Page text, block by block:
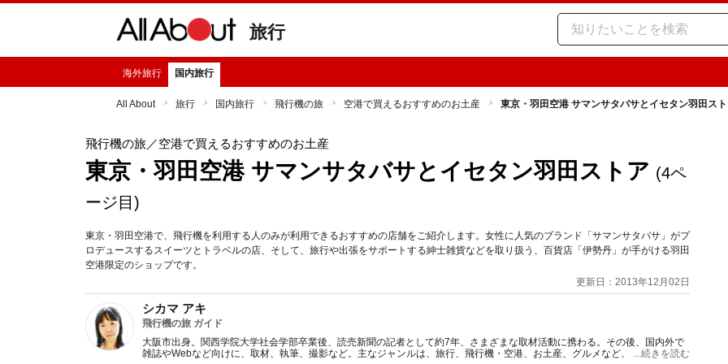
旅行
海外旅行 国内旅行
All About 旅行 国内旅行 飛行機の旅 空港で買えるおすすめのお土産 東京・羽田空港 サマンサタバサとイセタン羽田ス
飛行機の旅 ／空港で買えるおすすめのお土産
東京・羽田空港 サマンサタバサとイセタン羽田ストア (4ペ
ージ目)
東京・羽田空港で、飛行機を利用する人のみが利用できるおすすめの店舗をご紹介します。女性に人気のブランド「サマンサタバサ」がプ
ロデュースするスイーツとトラベルの店、そして、旅行や出張をサポートする紳士雑貨などを取り扱う、百貨店「伊勢丹」が手がける羽田
空港限定のショップです。
更新日：2013年12月02日
シカマ アキ
飛行機の旅 ガイド
大阪市出身。関西学院大学社会学部卒業後、読売新聞の記者として約7年、さまざまな取材活動に携わる。その後、国内外で
雑誌やWebなど向けに、取材、執筆、撮影など。主なジャンルは、旅行、飛行機・空港、お土産、グルメなど。ニコンカレッ
...続きを読む